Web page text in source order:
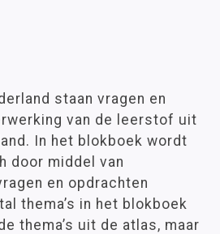
staan vragen en
van de leerstof uit
In het blokboek wordt
door middel van
en opdrachten
thema’s in het blokboek
thema’s uit de atlas, maar